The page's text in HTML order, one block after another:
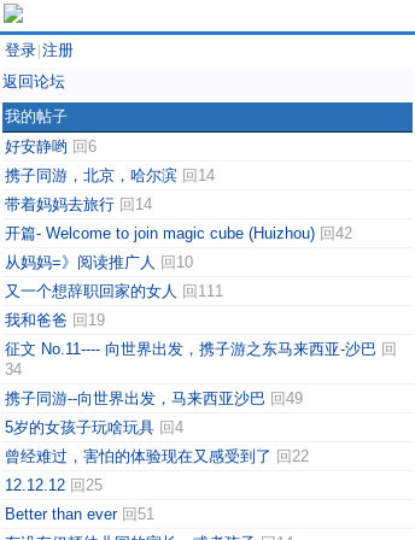
登录 注册
返回论坛
我的帖子
好安静哟 回6
携子同游，北京，哈尔滨 回14
带着妈妈去旅行 回14
开篇- Welcome to join magic cube (Huizhou) 回42
从妈妈=》阅读推广人 回10
又一个想辞职回家的女人 回111
我和爸爸 回19
征文 No.11---- 向世界出发，携子游之东马来西亚-沙巴 回
34
携子同游--向世界出发，马来西亚沙巴 回49
5岁的女孩子玩啥玩具 回4
曾经难过，害怕的体验现在又感受到了 回22
12.12.12 回25
Better than ever 回51